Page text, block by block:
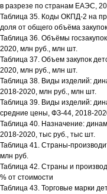
в разрезе по странам ЕАЭС,
Таблица 35. Коды ОКПД-2 на
доля от общего объёма
Таблица 36. Объёмы
2020, млн руб., млн шт.
Таблица 37. Объем закупок
2020, млн руб., млн шт.
Таблица 38. Виды изделий:
2018-2020, млн руб., млн шт.
Таблица 39. Виды изделий:
средние цены, ФЗ-44, 2018-
Таблица 40. Назначение:
2018-2020, тыс руб., тыс шт.
Таблица 41. Страны-
млн руб.
Таблица 42. Страны и
% от стоимости
Таблица 43. Торговые марки